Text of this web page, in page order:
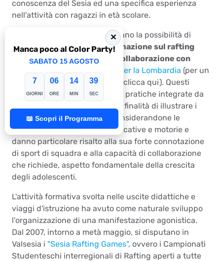
✕
Manca poco al Color Party!
SABATO 15 AGOSTO
7
GIORNI
06
ORE
14
MIN
38
SEC
📖 Scopri il Programma
conoscenza del Sesia ed una specifica esperienza
nell'attività con ragazzi in età scolare.
Da qualche anno i docenti hanno la possibilità di
partecipare agiornate di formazione sul rafting
che vengono organizzate
in collaborazione con
l'Ufficio Scolastico Regionale per la Lombardia (per un
resoconto sull'ultima edizione clicca qui). Questi
incontri, che prevedono prove pratiche integrate da
spiegazioni teoriche, hanno la finalità di illustrare i
valori formativi del rafting, considerandone le
componenti psicologiche, educative e motorie e
danno particolare risalto alla sua forte connotazione
di sport di squadra e alla capacità di collaborazione
che richiede, aspetto fondamentale della crescita
degli adolescenti.
L'attività formativa svolta nelle uscite didattiche e
viaggi d'istruzione ha avuto come naturale sviluppo
l'organizzazione di una manifestazione agonistica.
Dal 2007, intorno a metà maggio, si disputano in
Valsesia i "Sesia Rafting Games", ovvero i Campionati
Studenteschi interregionali di Rafting aperti a tutte